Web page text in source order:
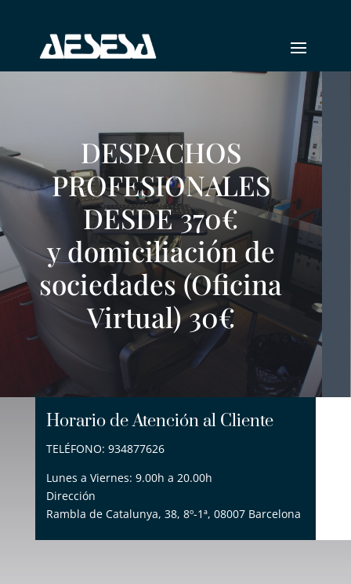
DESPACHOS
PROFESIONALES
DESDE 370€
y domiciliación de
sociedades (Oficina
Virtual) 30€
Horario de Atención al Cliente
TELÉFONO: 934877626
Lunes a Viernes: 9.00h a 20.00h
Dirección
Rambla de Catalunya, 38, 8º-1ª, 08007 Barcelona